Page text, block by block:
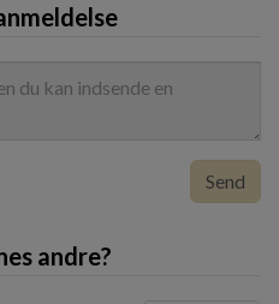
Send
andre?